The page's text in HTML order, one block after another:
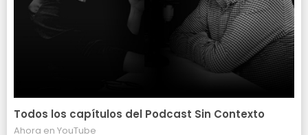
Todos los capítulos del Podcast Sin Contexto
Ahora en YouTube